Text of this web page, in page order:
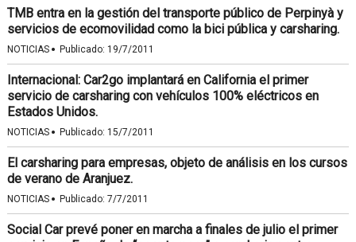
TMB entra en la gestión del transporte público de Perpinyà y
servicios de ecomovilidad como la bici pública y carsharing.
NOTICIAS · Publicado: 19/7/2011
Internacional: Car2go implantará en California el primer
servicio de carsharing con vehículos 100% eléctricos en
Estados Unidos.
NOTICIAS · Publicado: 15/7/2011
El carsharing para empresas, objeto de análisis en los cursos
de verano de Aranjuez.
NOTICIAS · Publicado: 7/7/2011
Social Car prevé poner en marcha a finales de julio el primer